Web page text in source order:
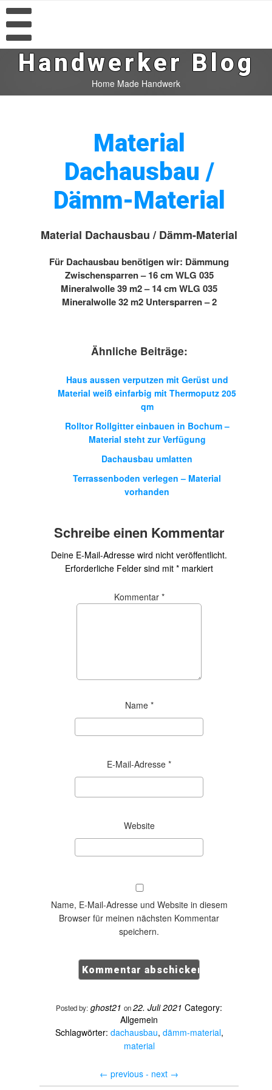
Handwerker Blog
Home Made Handwerk
Material
Dachausbau /
Dämm-Material
Material Dachausbau / Dämm-Material
Für Dachausbau benötigen wir: Dämmung
Zwischensparren – 16 cm WLG 035
Mineralwolle 39 m2 – 14 cm WLG 035
Mineralwolle 32 m2 Untersparren – 2
Ähnliche Beiträge:
Haus aussen verputzen mit Gerüst und
Material weiß einfarbig mit Thermoputz 205
qm
Rolltor Rollgitter einbauen in Bochum –
Material steht zur Verfügung
Dachausbau umlatten
Terrassenboden verlegen – Material
vorhanden
Schreibe einen Kommentar
Deine E-Mail-Adresse wird nicht veröffentlicht.
Erforderliche Felder sind mit * markiert
Kommentar *
Name *
E-Mail-Adresse *
Website
Name, E-Mail-Adresse und Website in diesem
Browser für meinen nächsten Kommentar
speichern.
Posted by: ghost21 on22. Juli 2021 Category:
Allgemein
Schlagwörter: dachausbau, dämm-material,
material
← previous - next →